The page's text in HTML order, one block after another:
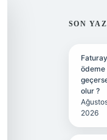
SON
ödeme
olur ?
2026